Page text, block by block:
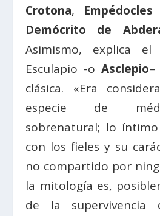
Crotona,
Demócrito de
Asimismo, explica el
Esculapio -o Asclepio–
clásica. «Era
especie de
sobrenatural; lo
con los fieles y su
no compartido por
la mitología es,
de la supervivencia